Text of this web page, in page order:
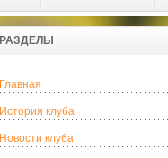
РАЗДЕЛЫ
Главная
История клуба
Новости клуба